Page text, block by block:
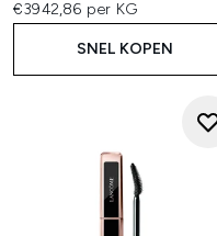
€3942,86 per KG
SNEL KOPEN